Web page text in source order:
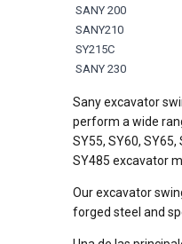
SANY 200
SANY210
SY215C
SANY 230
Sany excavator
perform a wide
SY55, SY60, SY65,
SY485 excavator
Our excavator
forged steel and